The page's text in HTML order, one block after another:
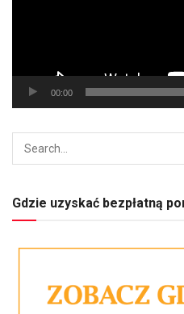
00:00
Gdzie uzyskać bezpłatną